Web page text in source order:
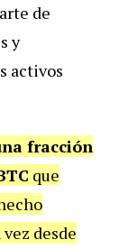
de
y
activos
fracción
que
desde